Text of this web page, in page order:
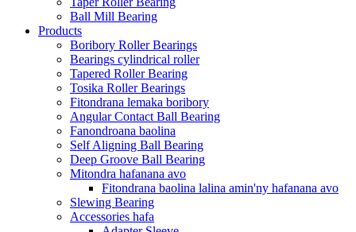
Ball Mill Bearing
Products
Boribory Roller Bearings
Bearings cylindrical roller
Tapered Roller Bearing
Tosika Roller Bearings
Fitondrana lemaka boribory
Angular Contact Ball Bearing
Fanondroana baolina
Self Aligning Ball Bearing
Deep Groove Ball Bearing
Mitondra hafanana avo
Fitondrana baolina lalina amin'ny hafanana avo
Slewing Bearing
Accessories hafa